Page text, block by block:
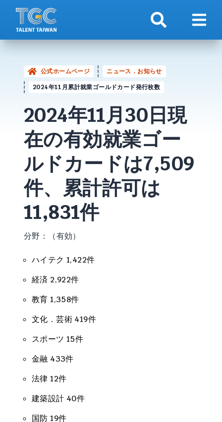
検索 ナビ
公式ホームページ
ニュース．お知らせ
2024年11月累計就業ゴールドカード発行枚数
2024年11月30日現
在の有効就業ゴー
ルドカードは7,509
件、累計許可は
11,831件
分野：（有効）
ハイテク 1,422件
経済 2,922件
教育 1,358件
文化．芸術 419件
スポーツ 15件
金融 433件
法律 12件
建築設計 40件
国防 19件